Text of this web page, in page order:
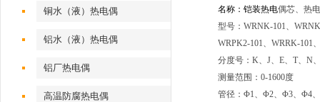
铜水（液）热电偶
铝水（液）热电偶
铝厂热电偶
高温防腐热电偶
名称：铠装热电偶芯、热
型号：WRNK-101、
WRPK2-101、WRRK-101
分度号：K、J、E、T、N
测量范围：0-1600度
管径：Φ1、Φ2、Φ3、Φ4